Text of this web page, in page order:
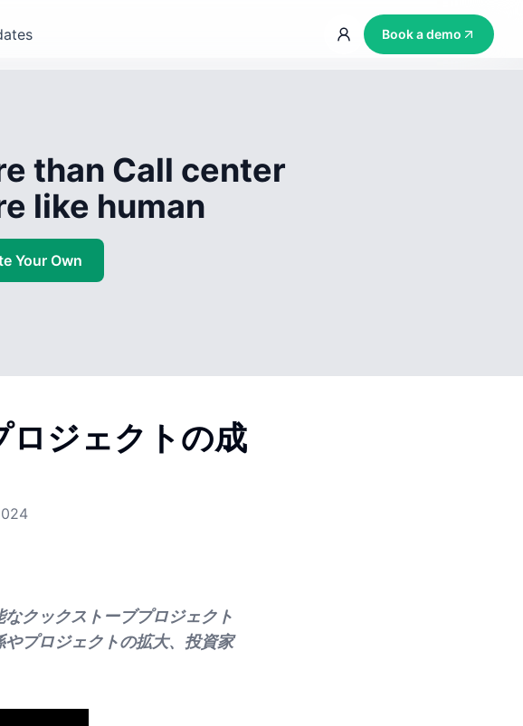
Book a demo
than Call center
like human
Your Own
ロジェクトの成
クックストーブプロジェクト
プロジェクトの拡大、投資家